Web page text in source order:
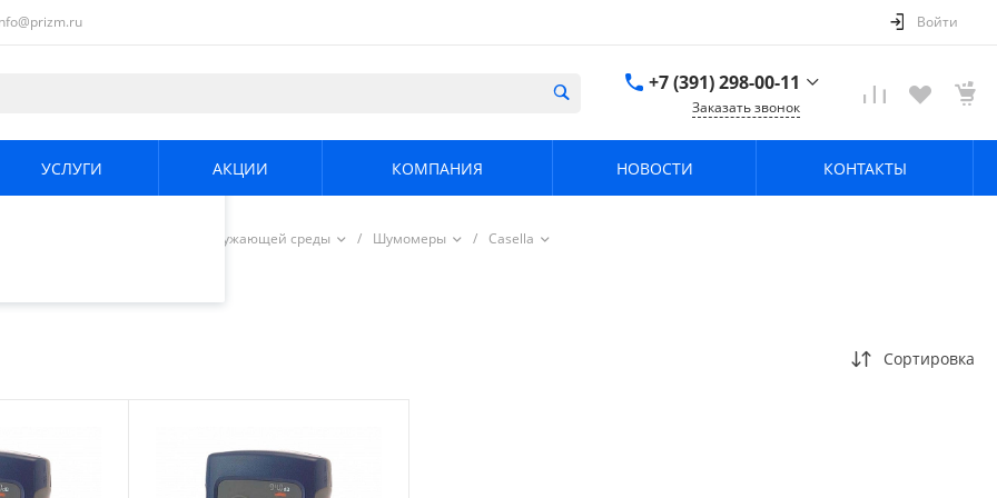
и
Продолжая
использования.
.
Войти
+7 (391) 298-00-11
г. Красноярск, пер.
Заказать звонок
УСЛУГИ АКЦИИ КОМПАНИЯ НОВОСТИ КОНТАКТЫ
Измерители параметров окружающей среды / Шумомеры / Casella
Сортировка